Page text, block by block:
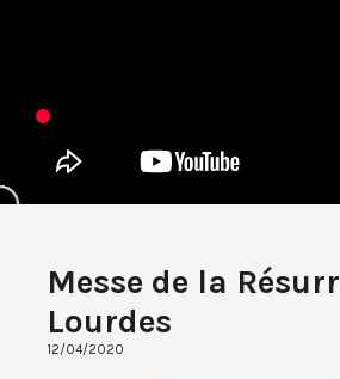
Messe de la
Lourdes
12/04/2020